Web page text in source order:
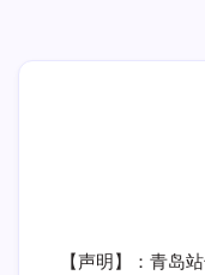
【声明】：青岛